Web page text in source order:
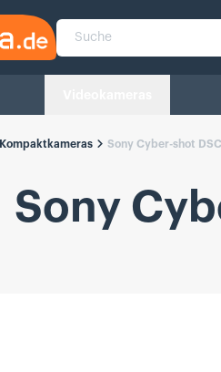
Suche
Kompaktkameras Sony Cyber-shot
Sony